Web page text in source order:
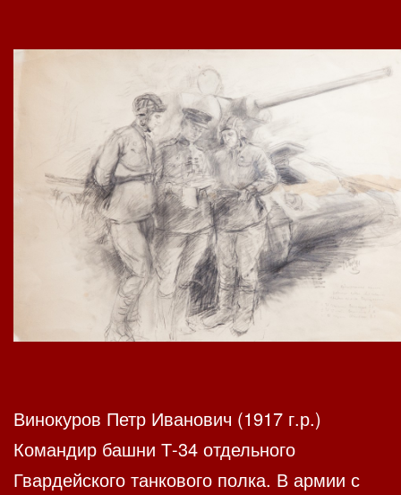
Винокуров Петр Иванович (1917 г.р.)
Командир башни Т-34 отдельного
Гвардейского танкового полка. В армии с